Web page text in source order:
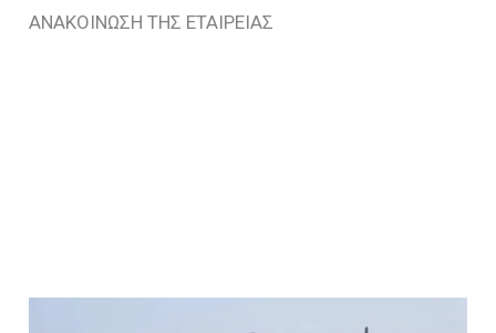
ΑΝΑΚΟΙΝΩΣΗ ΤΗΣ ΕΤΑΙΡΕΙΑΣ